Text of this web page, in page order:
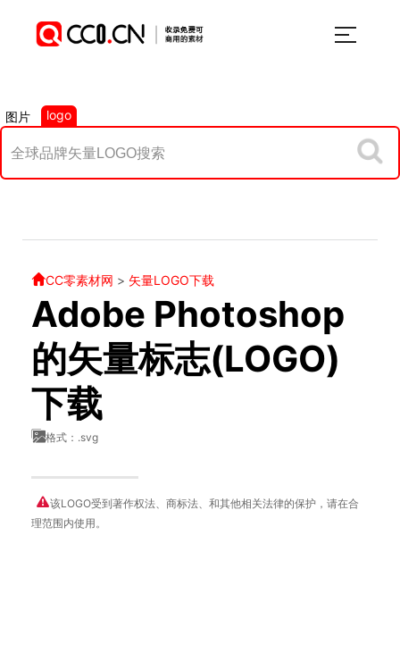
图片 logo
CC零素材网 > 矢量LOGO下载
Adobe Photoshop
的矢量标志(LOGO)
下载
格式：.svg
该LOGO受到著作权法、商标法、和其他相关法律的保护，请在合
理范围内使用。